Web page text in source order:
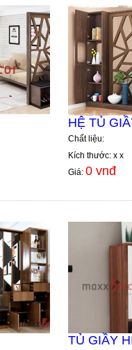
HỆ TỦ
Chất liệu:
Kích thước: x x
Giá: 0 vnđ
TỦ GIẦY